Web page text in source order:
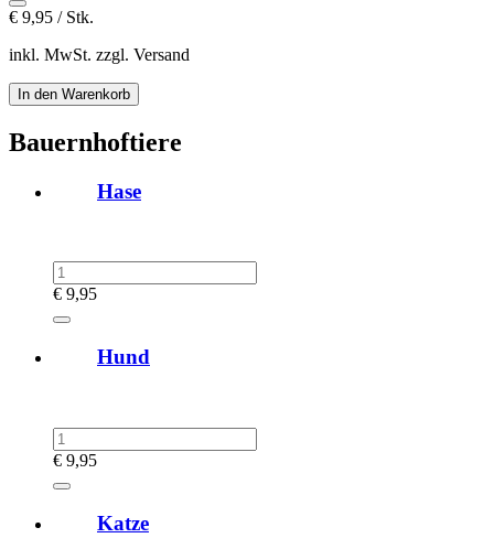
€ 9,95 / Stk.
inkl. MwSt. zzgl. Versand
Bauernhoftiere
Hase
€ 9,95
Hund
€ 9,95
Katze